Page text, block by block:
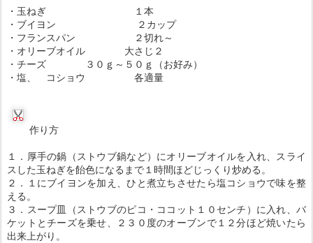
・玉ねぎ １本
・ブイヨン ２カップ
・フランスパン ２切れ～
・オリーブオイル 大さじ２
・チーズ ３０ｇ～５０ｇ（お好み）
・塩、 コショウ 各適量
作り方
１．厚手の鍋（ストウブ鍋など）にオリーブオイルを入れ、スライ
スした玉ねぎを飴色になるまで１時間ほどじっくり炒める。
２．１にブイヨンを加え、ひと煮立ちさせたら塩コショウで味を整
える。
３．スープ皿（ストウブのピコ・ココット１０センチ）に入れ、バ
ケットとチーズを乗せ、２３０度のオーブンで１２分ほど焼いたら
出来上がり。